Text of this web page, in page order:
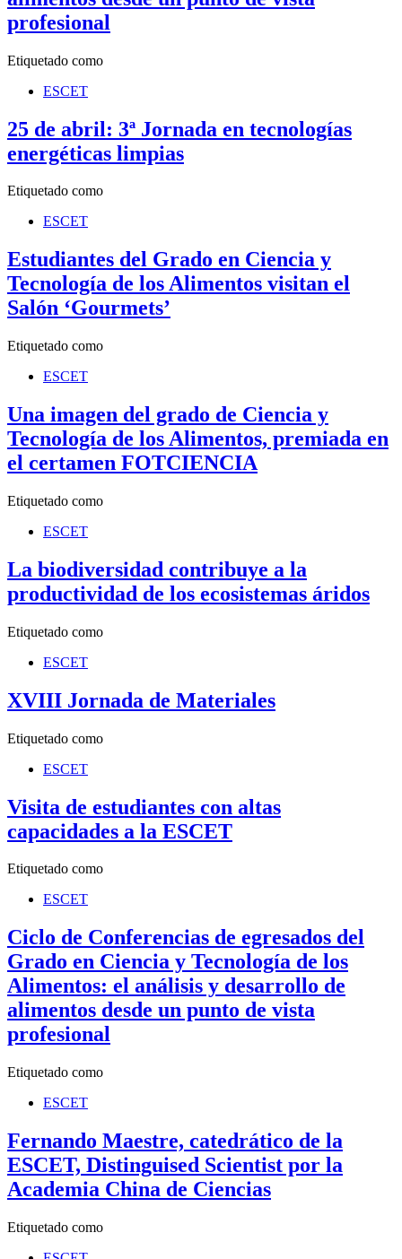
profesional
Etiquetado como
ESCET
25 de abril: 3ª Jornada en tecnologías
energéticas limpias
Etiquetado como
ESCET
Estudiantes del Grado en Ciencia y
Tecnología de los Alimentos visitan el
Salón ‘Gourmets’
Etiquetado como
ESCET
Una imagen del grado de Ciencia y
Tecnología de los Alimentos, premiada en
el certamen FOTCIENCIA
Etiquetado como
ESCET
La biodiversidad contribuye a la
productividad de los ecosistemas áridos
Etiquetado como
ESCET
XVIII Jornada de Materiales
Etiquetado como
ESCET
Visita de estudiantes con altas
capacidades a la ESCET
Etiquetado como
ESCET
Ciclo de Conferencias de egresados del
Grado en Ciencia y Tecnología de los
Alimentos: el análisis y desarrollo de
alimentos desde un punto de vista
profesional
Etiquetado como
ESCET
Fernando Maestre, catedrático de la
ESCET, Distinguised Scientist por la
Academia China de Ciencias
Etiquetado como